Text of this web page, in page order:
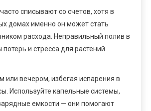
списывают со счетов, хотя в
домах именно он может стать
расхода. Неправильный полив в
и стресса для растений
или вечером, избегая испарения в
Используйте капельные системы,
емкости — они помогают